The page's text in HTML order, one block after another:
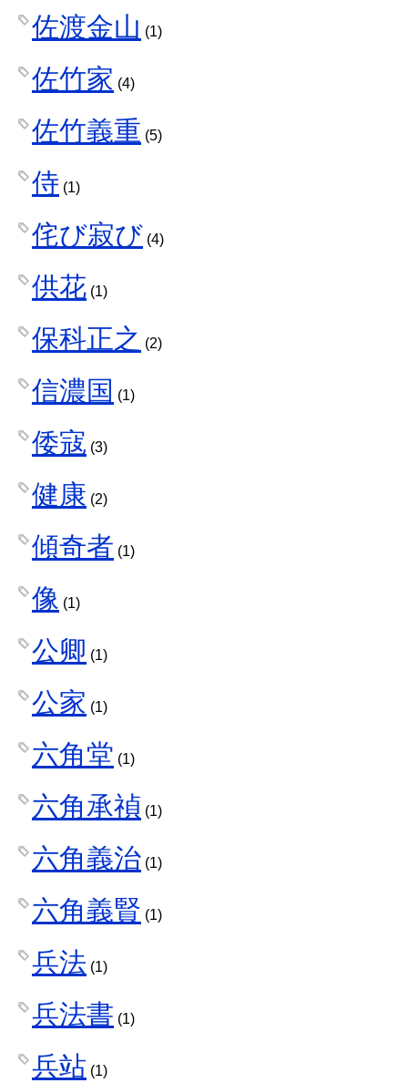
佐渡金山 (1)
佐竹家 (4)
佐竹義重 (5)
侍 (1)
侘び寂び (4)
供花 (1)
保科正之 (2)
信濃国 (1)
倭寇 (3)
健康 (2)
傾奇者 (1)
像 (1)
公卿 (1)
公家 (1)
六角堂 (1)
六角承禎 (1)
六角義治 (1)
六角義賢 (1)
兵法 (1)
兵法書 (1)
兵站 (1)